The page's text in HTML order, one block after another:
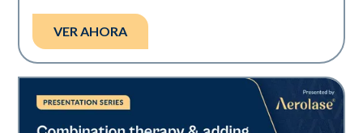
VER AHORA